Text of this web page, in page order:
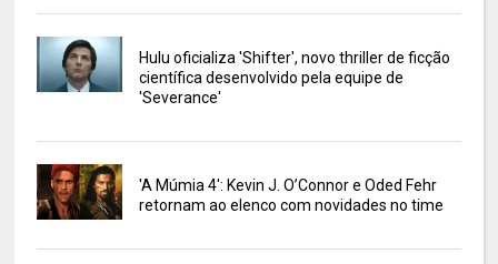
Hulu oficializa 'Shifter', novo thriller de ficção
científica desenvolvido pela equipe de
'Severance'
'A Múmia 4': Kevin J. O’Connor e Oded Fehr
retornam ao elenco com novidades no time